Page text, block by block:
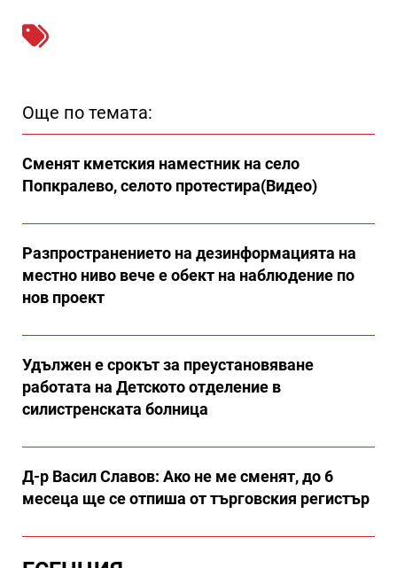
Още по темата:
Сменят кметския наместник на село
Попкралево, селото протестира(Видео)
Разпространението на дезинформацията на
местно ниво вече е обект на наблюдение по
нов проект
Удължен е срокът за преустановяване
работата на Детското отделение в
силистренската болница
Д-р Васил Славов: Ако не ме сменят, до 6
месеца ще се отпиша от търговския регистър